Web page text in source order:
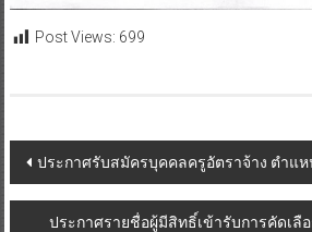
Post Views: 699
ประกาศรับสมัครบุคคลครูอัตราจ้าง ตำแ
ประกาศรายชื่อผู้มีสิทธิ์เข้ารับการคัดเลื